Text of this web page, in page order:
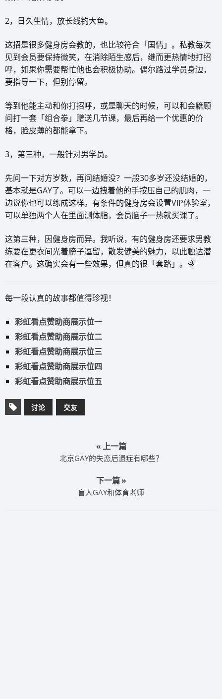
2，日久生情，放长线钓大鱼。
这招是很多健身房会教的，也比较符合「国情」。私教每次
见到会员要保持微笑，在消除陌生感后，继而更热情地打招
呼，如果你需要帮忙他也会积极协助。偶尔路过学员身边，
要指导一下，但别停留。
等到他能主动和你打招呼，或是聊天的时候，可以和会籍顾
问打一套「组合拳」赠送几节课，最后再给一个优惠的价
格，脸皮薄的都能拿下。
3，第三种，一般针对男学员。
先问一下对方岁数，再问结婚没？一般30多岁还没结婚的，
基本就是GAY了。可以一边拽着他的手按压自己的肌肉，一
边说你也可以练成这样。有条件的健身房会设置VIP体验室，
可以单独两个人在里面测体脂，会员脑子一热就买课了。
这第三种，因健身房而异。我听说，有的健身房还要求男教
练要在更衣间光着膀子逗留，散发健美的魅力，以此触达潜
在客户。这确实会有一些效果，但真的很「套路」。🌈
每一段认真的故事都值得珍视！
彩虹看点赞助商展示位一
彩虹看点赞助商展示位二
彩虹看点赞助商展示位三
彩虹看点赞助商展示位四
彩虹看点赞助商展示位五
讨论 交友
« 上一篇
北京GAY的失恋后遗症有哪些？
下一篇 »
盲人GAY和体育老师